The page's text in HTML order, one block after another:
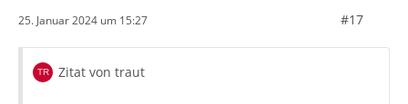
25. Januar 2024 um 15:27 #17
Zitat von traut